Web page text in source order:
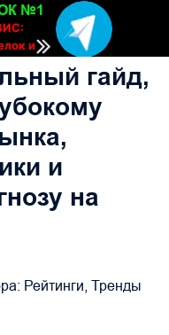
и
№1
гайд,
и
на
Рейтинги, Тренды